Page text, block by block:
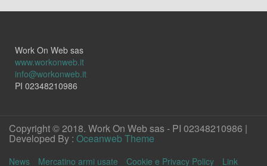
Work On Web sas
www.workonweb.it
info@workonweb.it
PI 02348210986
Copyright © 2018. Work On Web sas - PI 02348210986 |
Developed By : Oceanweb Theme
News Mercatino armi usate Cookie e Privacy Policy Link